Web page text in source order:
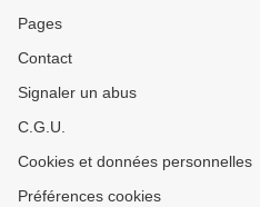
Pages
Contact
Signaler un abus
C.G.U.
Cookies et données personnelles
Préférences cookies